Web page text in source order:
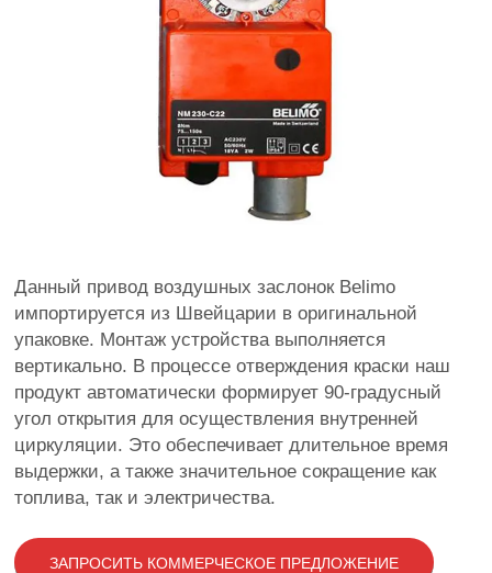
Данный привод воздушных заслонок Belimo
импортируется из Швейцарии в оригинальной
упаковке. Монтаж устройства выполняется
вертикально. В процессе отверждения краски наш
продукт автоматически формирует 90-градусный
угол открытия для осуществления внутренней
циркуляции. Это обеспечивает длительное время
выдержки, а также значительное сокращение как
топлива, так и электричества.
ЗАПРОСИТЬ КОММЕРЧЕСКОЕ ПРЕДЛОЖЕНИЕ